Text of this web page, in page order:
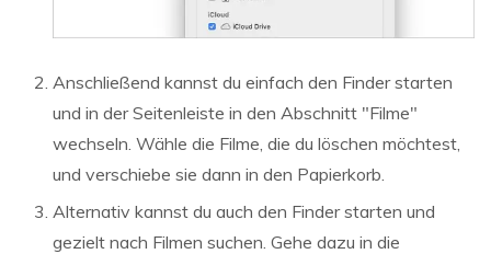
Anschließend kannst du einfach den Finder starten
und in der Seitenleiste in den Abschnitt "Filme"
wechseln. Wähle die Filme, die du löschen möchtest,
und verschiebe sie dann in den Papierkorb.
Alternativ kannst du auch den Finder starten und
gezielt nach Filmen suchen. Gehe dazu in die